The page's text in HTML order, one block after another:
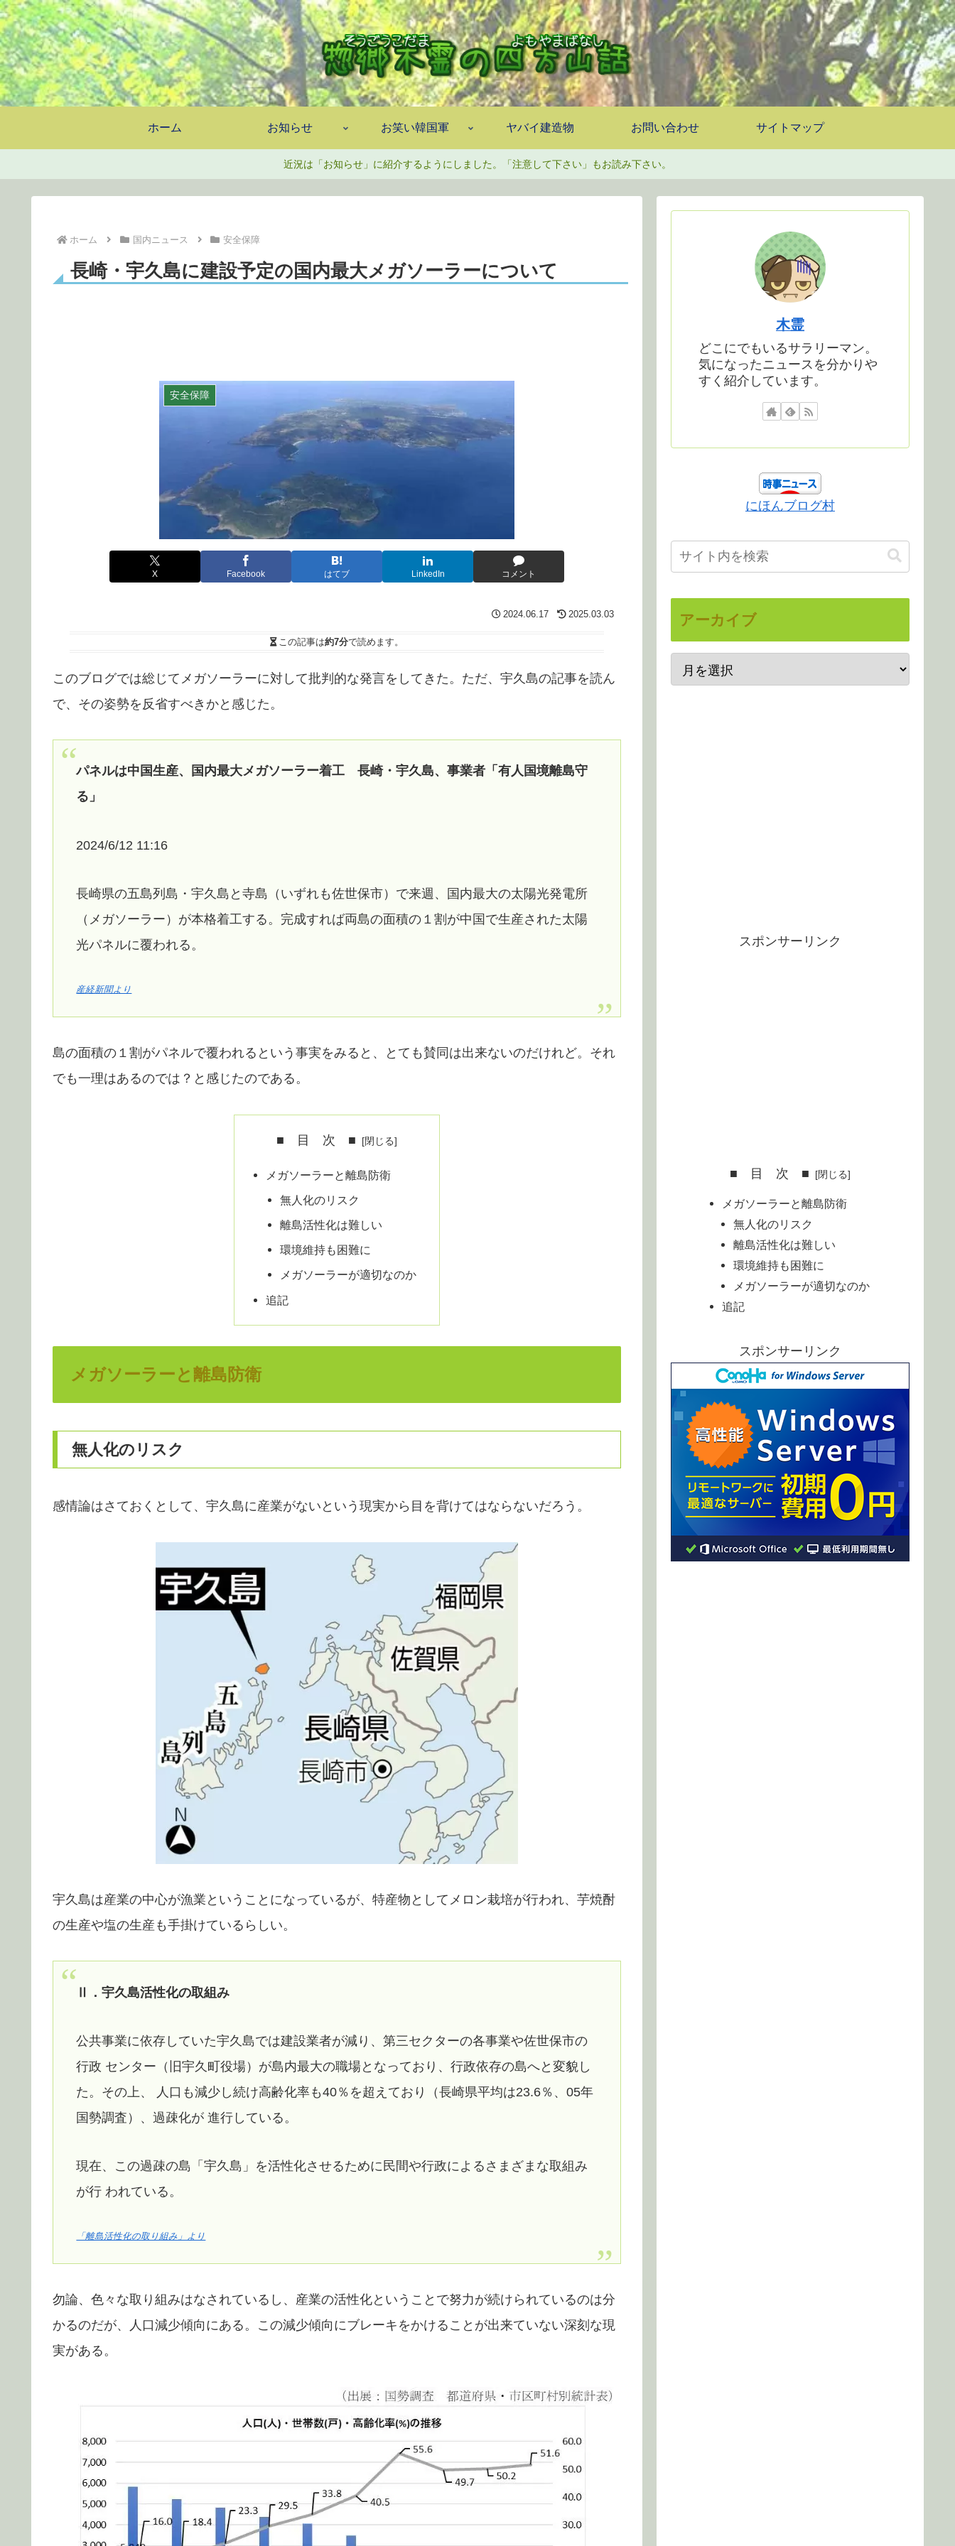
ホーム お知らせ お笑い韓国軍 ヤバイ建造物 お問い合わせ サイトマップ
近況は「お知らせ」に紹介するようにしました。「注意して下さい」もお読み下さい。
ホーム 国内ニュース 安全保障
長崎・宇久島に建設予定の国内最大メガソーラーについて
安全保障
X Facebook はてブ LinkedIn コメント
2024.06.17 2025.03.03
この記事は約7分で読めます。
このブログでは総じてメガソーラーに対して批判的な発言をしてきた。ただ、宇久島の記事を読ん
で、その姿勢を反省すべきかと感じた。
パネルは中国生産、国内最大メガソーラー着工 長崎・宇久島、事業者「有人国境離島守
る」
2024/6/12 11:16
長崎県の五島列島・宇久島と寺島（いずれも佐世保市）で来週、国内最大の太陽光発電所
（メガソーラー）が本格着工する。完成すれば両島の面積の１割が中国で生産された太陽
光パネルに覆われる。
産経新聞より
島の面積の１割がパネルで覆われるという事実をみると、とても賛同は出来ないのだけれど。それ
でも一理はあるのでは？と感じたのである。
■ 目 次 ■
メガソーラーと離島防衛
無人化のリスク
離島活性化は難しい
環境維持も困難に
メガソーラーが適切なのか
追記
メガソーラーと離島防衛
無人化のリスク
感情論はさておくとして、宇久島に産業がないという現実から目を背けてはならないだろう。
宇久島は産業の中心が漁業ということになっているが、特産物としてメロン栽培が行われ、芋焼酎
の生産や塩の生産も手掛けているらしい。
Ⅱ．宇久島活性化の取組み
公共事業に依存していた宇久島では建設業者が減り、第三セクターの各事業や佐世保市の
行政 センター（旧宇久町役場）が島内最大の職場となっており、行政依存の島へと変貌し
た。その上、 人口も減少し続け高齢化率も40％を超えており（長崎県平均は23.6％、05年
国勢調査）、過疎化が 進行している。
現在、この過疎の島「宇久島」を活性化させるために民間や行政によるさまざまな取組み
が行 われている。
「離島活性化の取り組み」より
勿論、色々な取り組みはなされているし、産業の活性化ということで努力が続けられているのは分
かるのだが、人口減少傾向にある。この減少傾向にブレーキをかけることが出来ていない深刻な現
実がある。
木霊
どこにでもいるサラリーマン。
気になったニュースを分かりや
すく紹介しています。
にほんブログ村
アーカイブ
スポンサーリンク
■ 目 次 ■
メガソーラーと離島防衛
無人化のリスク
離島活性化は難しい
環境維持も困難に
メガソーラーが適切なのか
追記
スポンサーリンク